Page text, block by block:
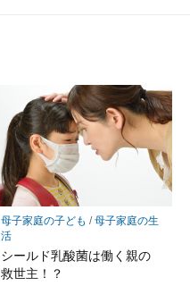
母子家庭の子ども /母子家庭の生
活
シールド乳酸菌は働く親の
救世主！？